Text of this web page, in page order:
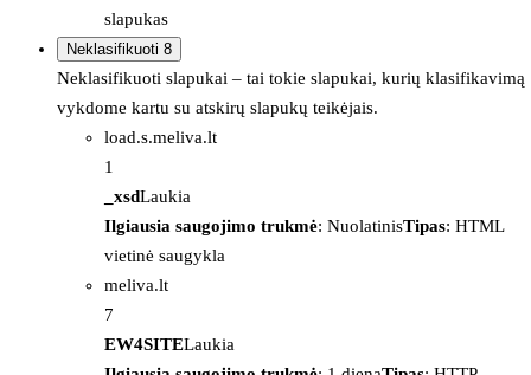
slapukas
Neklasifikuoti 8
Neklasifikuoti slapukai – tai tokie slapukai, kurių klasifikavimą
vykdome kartu su atskirų slapukų teikėjais.
load.s.meliva.lt
1
_xsdLaukia
Ilgiausia saugojimo trukmė: NuolatinisTipas: HTML
vietinė saugykla
meliva.lt
7
EW4SITELaukia